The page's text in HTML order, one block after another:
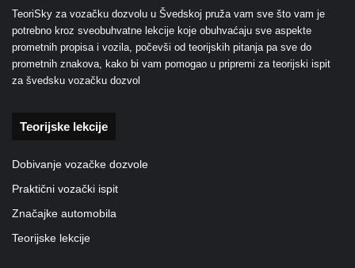
TeoriSky za vozačku dozvolu u Švedskoj pruža vam sve što vam je
potrebno kroz sveobuhvatne lekcije koje obuhvaćaju sve aspekte
prometnih propisa i vozila, počevši od teorijskih pitanja pa sve do
prometnih znakova, kako bi vam pomogao u pripremi za teorijski ispit
za švedsku vozačku dozvol
Teorijske lekcije
Dobivanje vozačke dozvole
Praktični vozački ispit
Značajke automobila
Teorijske lekcije